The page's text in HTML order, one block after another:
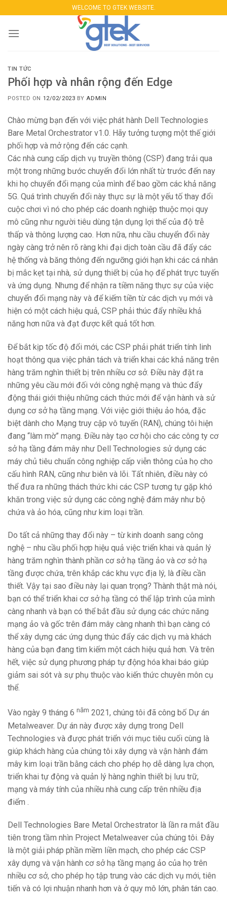
content
WELCOME TO GTEK WEBSITE.
TIN TỨC
Phối hợp và nhân rộng đến Edge
POSTED ON 12/02/2023 BYADMIN
Chào mừng bạn đến với việc phát hành Dell Technologies
Bare Metal Orchestrator v1.0. Hãy tưởng tượng một thế giới
phối hợp và mở rộng đến các cạnh.
Các nhà cung cấp dịch vụ truyền thông (CSP) đang trải qua
một trong những bước chuyển đổi lớn nhất từ ​​trước đến nay
khi họ chuyển đổi mạng của mình để bao gồm các khả năng
5G. Quá trình chuyển đổi này thực sự là một yếu tố thay đổi
cuộc chơi vì nó cho phép các doanh nghiệp thuộc mọi quy
mô cũng như người tiêu dùng tận dụng lợi thế của độ trễ
thấp và thông lượng cao. Hơn nữa, nhu cầu chuyển đổi này
ngày càng trở nên rõ ràng khi đại dịch toàn cầu đã đẩy các
hệ thống và băng thông đến ngưỡng giới hạn khi các cá nhân
bị mắc kẹt tại nhà, sử dụng thiết bị của họ để phát trực tuyến
và ứng dụng. Nhưng để nhận ra tiềm năng thực sự của việc
chuyển đổi mạng này và để kiếm tiền từ các dịch vụ mới và
hiện có một cách hiệu quả, CSP phải thúc đẩy nhiều khả
năng hơn nữa và đạt được kết quả tốt hơn.
Để bắt kịp tốc độ đổi mới, các CSP phải phát triển tính linh
hoạt thông qua việc phân tách và triển khai các khả năng trên
hàng trăm nghìn thiết bị trên nhiều cơ sở. Điều này đặt ra
những yêu cầu mới đối với công nghệ mạng và thúc đẩy
động thái giới thiệu những cách thức mới để vận hành và sử
dụng cơ sở hạ tầng mạng. Với việc giới thiệu ảo hóa, đặc
biệt dành cho Mạng truy cập vô tuyến (RAN), chúng tôi hiện
đang “làm mờ” mạng. Điều này tạo cơ hội cho các công ty cơ
sở hạ tầng đám mây như Dell Technologies sử dụng các
máy chủ tiêu chuẩn công nghiệp cấp viễn thông của họ cho
cấu hình RAN, cũng như biên và lõi. Tất nhiên, điều này có
thể đưa ra những thách thức khi các CSP tương tự gặp khó
khăn trong việc sử dụng các công nghệ đám mây như bộ
chứa và ảo hóa, cũng như kim loại trần.
Do tất cả những thay đổi này – từ kinh doanh sang công
nghệ – nhu cầu phối hợp hiệu quả việc triển khai và quản lý
hàng trăm nghìn thành phần cơ sở hạ tầng ảo và cơ sở hạ
tầng được chứa, trên khắp các khu vực địa lý, là điều cần
thiết. Vậy tại sao điều này lại quan trọng? Thành thật mà nói,
bạn có thể triển khai cơ sở hạ tầng có thể lập trình của mình
càng nhanh và bạn có thể bắt đầu sử dụng các chức năng
mạng ảo và gốc trên đám mây càng nhanh thì bạn càng có
thể xây dựng các ứng dụng thúc đẩy các dịch vụ mà khách
hàng của bạn đang tìm kiếm một cách hiệu quả hơn. Và trên
hết, việc sử dụng phương pháp tự động hóa khai báo giúp
giảm sai sót và sự phụ thuộc vào kiến ​​thức chuyên môn cụ
thể.
Vào ngày 9 tháng 6 năm 2021, chúng tôi đã công bố Dự án
Metalweaver. Dự án này được xây dựng trong Dell
Technologies và được phát triển với mục tiêu cuối cùng là
giúp khách hàng của chúng tôi xây dựng và vận hành đám
mây kim loại trần bằng cách cho phép họ dễ dàng lựa chọn,
triển khai tự động và quản lý hàng nghìn thiết bị lưu trữ,
mạng và máy tính của nhiều nhà cung cấp trên nhiều địa
điểm .
Dell Technologies Bare Metal Orchestrator là lần ra mắt đầu
tiên trong tầm nhìn Project Metalweaver của chúng tôi. Đây
là một giải pháp phần mềm liền mạch, cho phép các CSP
xây dựng và vận hành cơ sở hạ tầng mạng ảo của họ trên
nhiều cơ sở, cho phép họ tập trung vào các dịch vụ mới, tiên
tiến và có lợi nhuận nhanh hơn và ở quy mô lớn, phân tán cao.